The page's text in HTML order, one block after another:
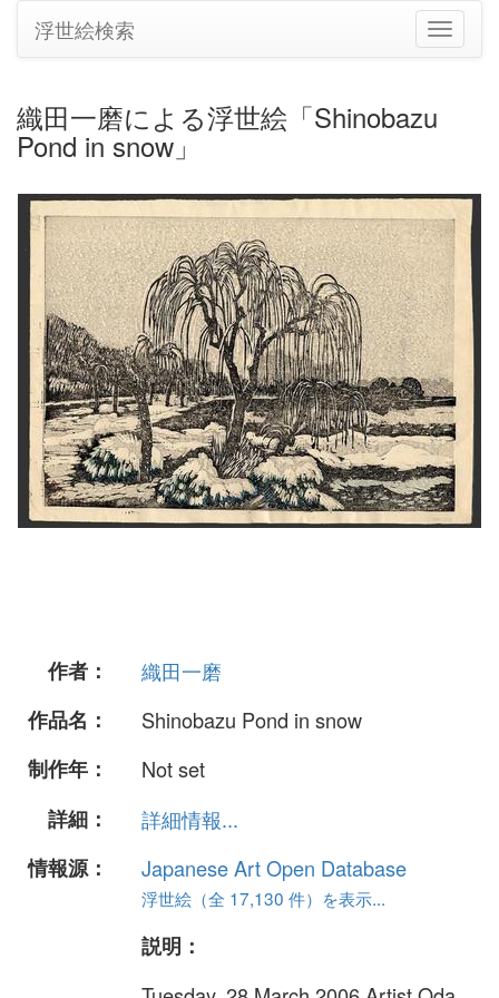
ナ
ビ
り
替
え
浮世絵検索
織田一磨による浮世絵「Shinobazu
Pond in snow」
作者：
織田一磨
作品名：
Shinobazu Pond in snow
制作年：
Not set
詳細：
詳細情報...
情報源：
Japanese Art Open Database
浮世絵（全 17,130 件）を表示...
説明：